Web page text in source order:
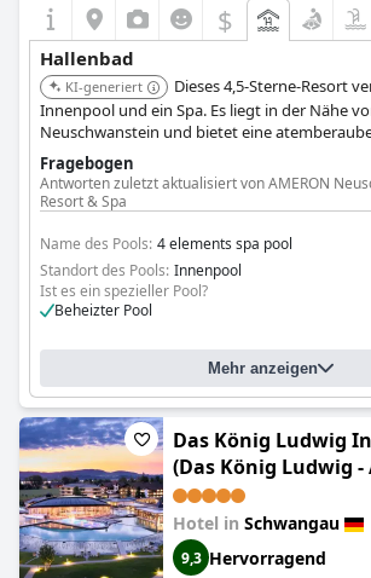
$
Hallenbad
KI-generiert
Dieses 4,5-Sterne-Resort
Innenpool und ein Spa. Es liegt in der Nähe
Neuschwanstein und bietet eine
die Alpen. Das Resort ist bekannt für seine
Unterkünfte und entspannende Atmosphäre.
Fragebogen
Antworten zuletzt aktualisiert von AMERON
Resort & Spa
Name des Pools: 4 elements spa pool
Standort des Pools: Innenpool
Ist es ein spezieller Pool?
Beheizter Pool
Mehr anzeigen
Das König Ludwig
(Das König Ludwig
Hotel in Schwangau
9,3 Hervorragend